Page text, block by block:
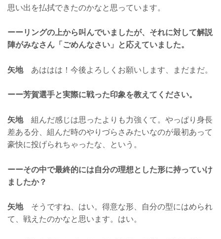
思い出を払拭できたのかなと思っています。
ーーリングの上から叫んでいましたが、それに対して解説
陣がみなさん「ごめんなさい」と応えていました。
矢地あははは！今後よろしくお願いします、まだまだ。
ーー芳賀選手と実際に戦った印象を教えてください。
矢地組んだ感じは思ったよりも力強くて。やっぱり身長
差ある分、組んだ時のやりづらさみたいなのが最初あって
豪快に投げられちゃったな、という。
ーーその中で最終的には自分の理想とした形に持っていけ
ましたか？
矢地そうですね、はい。得意な形、自分の型にはめられ
て、戦えたのかなと思います。はい。